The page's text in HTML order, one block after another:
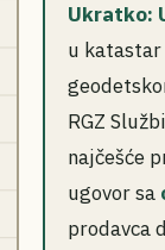
Ukratko:
u
RGZ
najčešće
ugovor sa
prodavca